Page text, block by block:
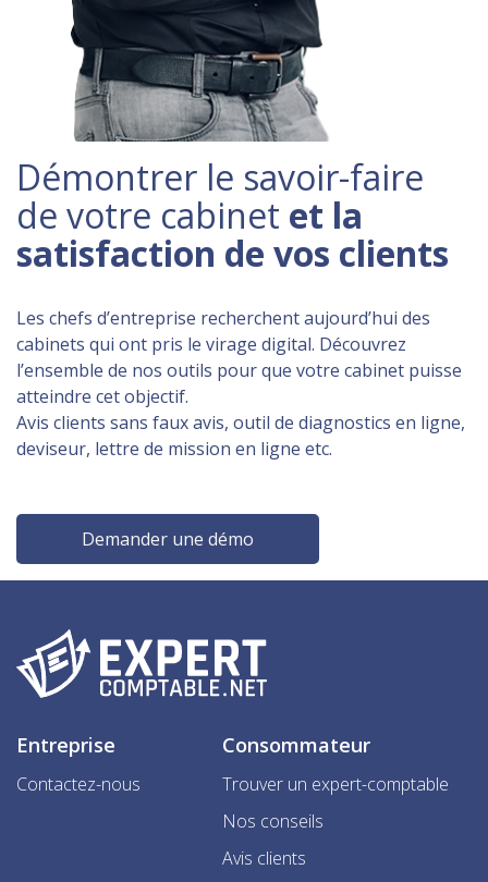
Démontrer le savoir-faire
de votre cabinet et la
satisfaction de vos clients
Les chefs d’entreprise recherchent aujourd’hui des
cabinets qui ont pris le virage digital. Découvrez
l’ensemble de nos outils pour que votre cabinet puisse
atteindre cet objectif.
Avis clients sans faux avis, outil de diagnostics en ligne,
deviseur, lettre de mission en ligne etc.
Demander une démo
Entreprise
Contactez-nous
Consommateur
Trouver un expert-comptable
Nos conseils
Avis clients